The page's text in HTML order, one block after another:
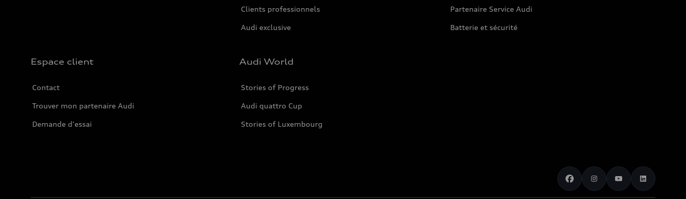
Clients professionnels
Audi exclusive
Partenaire Service Audi
Batterie et sécurité
Espace client
Contact
Trouver mon partenaire Audi
Demande d'essai
Audi World
Stories of Progress
Audi quattro Cup
Stories of Luxembourg